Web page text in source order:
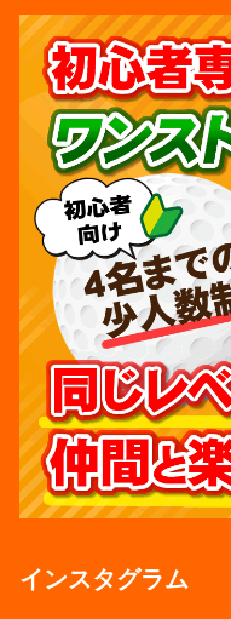
インスタグラム